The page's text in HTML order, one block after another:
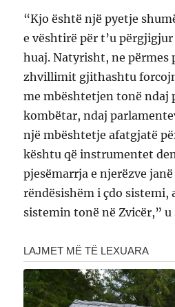
“Kjo është një pyetje
e vështirë për t’u përgjigjur
huaj. Natyrisht, ne përmes
zhvillimit gjithashtu
me mbështetjen tonë ndaj
kombëtar, ndaj
një mbështetje afatgjatë
kështu që instrumentet
pjesëmarrja e njerëzve
rëndësishëm i çdo sistemi,
sistemin tonë në Zvicër,” u